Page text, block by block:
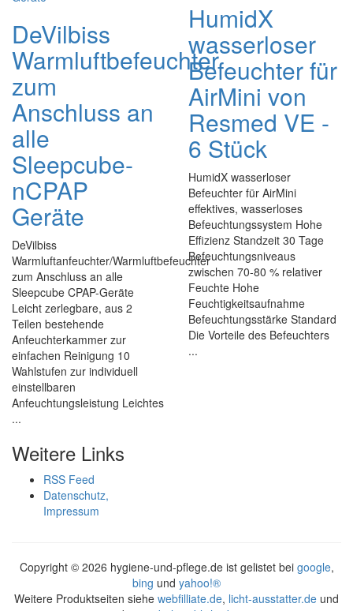
DeVilbiss
Warmluftbefeuchter
zum
Anschluss an
alle
Sleepcube-
nCPAP
Geräte
DeVilbiss
Warmluftanfeuchter/Warmluftbefeuchter
zum Anschluss an alle
Sleepcube CPAP-Geräte
Leicht zerlegbare, aus 2
Teilen bestehende
Anfeuchterkammer zur
einfachen Reinigung 10
Wahlstufen zur individuell
einstellbaren
Anfeuchtungsleistung Leichtes
...
HumidX
wasserloser
Befeuchter für
AirMini von
Resmed VE -
6 Stück
HumidX wasserloser
Befeuchter für AirMini
effektives, wasserloses
Befeuchtungssystem Hohe
Effizienz Standzeit 30 Tage
Befeuchtungsniveaus
zwischen 70-80 % relativer
Feuchte Hohe
Feuchtigkeitsaufnahme
Befeuchtungsstärke Standard
Die Vorteile des Befeuchters
...
Weitere Links
RSS Feed
Datenschutz,
Impressum
Copyright © 2026 hygiene-und-pflege.de ist gelistet bei google,
bing und yahoo!®
Weitere Produktseiten siehe webfilliate.de, licht-ausstatter.de und